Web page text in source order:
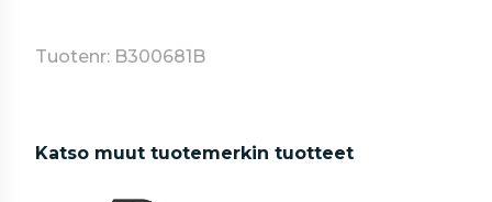
Tuotenr: B300681B
Katso muut tuotemerkin tuotteet